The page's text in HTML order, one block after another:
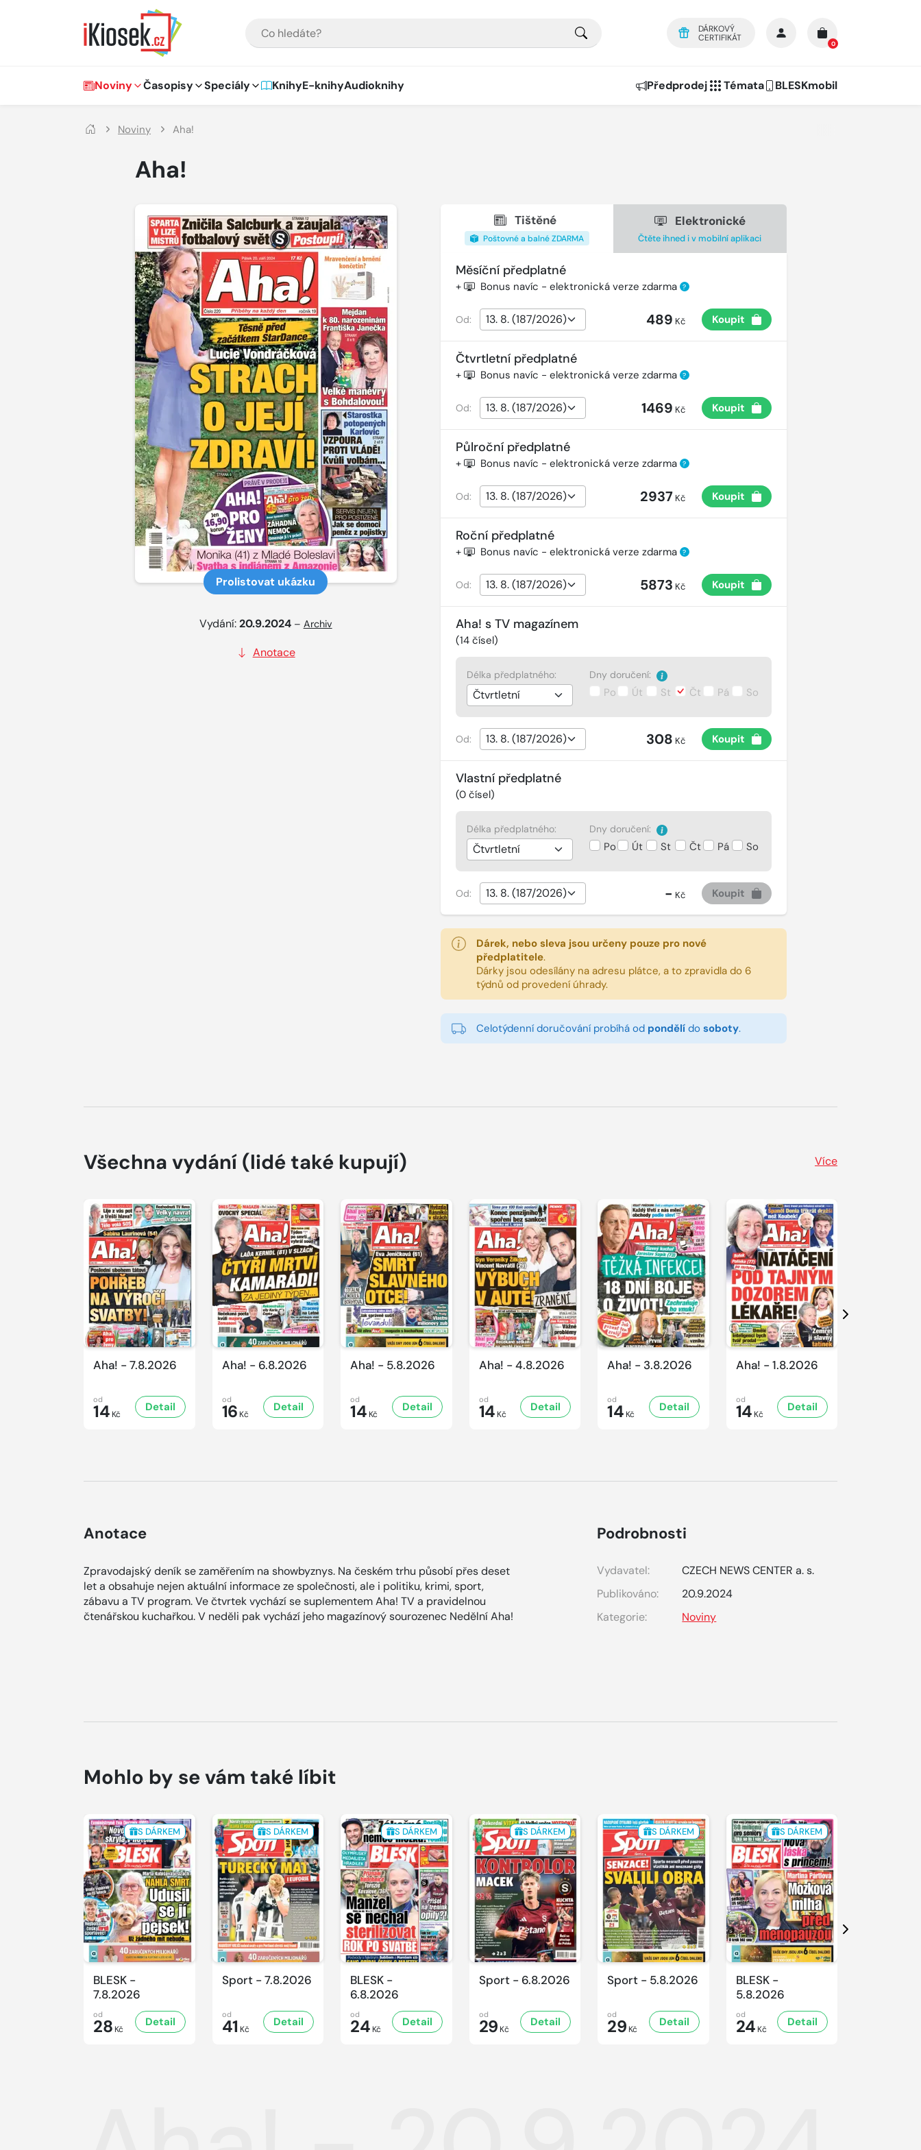
DÁRKOVÝ
CERTIFIKÁT
0
Hlavní navigace
Noviny Časopisy Speciály KnihyE-knihyAudioknihy Předprodej Témata BLESKmobil
Noviny Aha!
Aha!
Prolistovat ukázku
Vydání:20.9.2024 – Archiv
Anotace
Tištěné
Poštovné a balné ZDARMA
Elektronické
Čtěte ihned i v mobilní aplikaci
Měsíční předplatné
+ Bonus navíc - elektronická verze zdarma ?
Od: 489 Kč Koupit
Čtvrtletní předplatné
+ Bonus navíc - elektronická verze zdarma ?
Od: 1469 Kč Koupit
Půlroční předplatné
+ Bonus navíc - elektronická verze zdarma ?
Od: 2937 Kč Koupit
Roční předplatné
+ Bonus navíc - elektronická verze zdarma ?
Od: 5873 Kč Koupit
Aha! s TV magazínem
(14čísel)
Délka předplatného: Dny doručení:
Po Út St Čt Pá So
Od: 308 Kč Koupit
Vlastní předplatné
(0čísel)
Délka předplatného: Dny doručení:
Po Út St Čt Pá So
Od: - Kč Koupit
Dárek, nebo sleva jsou určeny pouze pro nové
předplatitele.
Dárky jsou odesílány na adresu plátce, a to zpravidla do 6
týdnů od provedení úhrady.
Celotýdenní doručování probíhá od pondělído soboty.
Všechna vydání (lidé také kupují) Více
Aha! - 7.8.2026
od
14 Kč
Detail
Aha! - 6.8.2026
od
16 Kč
Detail
Aha! - 5.8.2026
od
14 Kč
Detail
Aha! - 4.8.2026
od
14 Kč
Detail
Aha! - 3.8.2026
od
14 Kč
Detail
Aha! - 1.8.2026
od
14 Kč
Detail
Další
Anotace
Zpravodajský deník se zaměřením na showbyznys. Na českém trhu působí přes deset
let a obsahuje nejen aktuální informace ze společnosti, ale i politiku, krimi, sport,
zábavu a TV program. Ve čtvrtek vychází se suplementem Aha! TV a pravidelnou
čtenářskou kuchařkou. V neděli pak vychází jeho magazínový sourozenec Nedělní Aha!
Podrobnosti
Vydavatel:
CZECH NEWS CENTER a. s.
Publikováno:
20.9.2024
Kategorie:
Noviny
Mohlo by se vám také líbit
S DÁRKEM
BLESK -
7.8.2026
od
28 Kč
Detail
S DÁRKEM
Sport - 7.8.2026
od
41 Kč
Detail
S DÁRKEM
BLESK -
6.8.2026
od
24 Kč
Detail
S DÁRKEM
Sport - 6.8.2026
od
29 Kč
Detail
S DÁRKEM
Sport - 5.8.2026
od
29 Kč
Detail
S DÁRKEM
BLESK -
5.8.2026
od
24 Kč
Detail
Další